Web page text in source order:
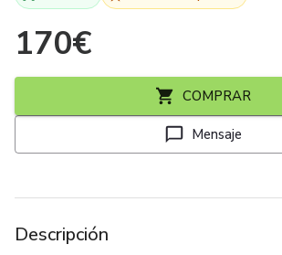
170€
COMPRAR
Mensaje
Descripción